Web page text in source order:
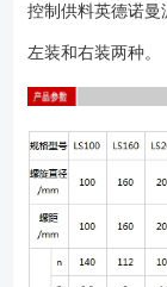
控制供料英德诺曼
左装和右装两种。